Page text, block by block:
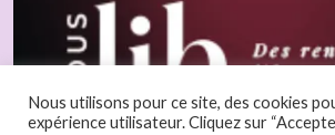
Nous utilisons pour ce site, des cookies
expérience utilisateur. Cliquez sur